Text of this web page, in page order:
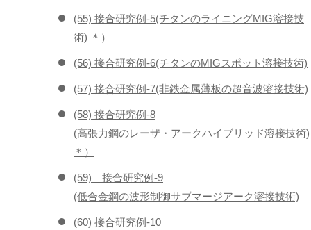
(55) 接合研究例-5(チタンのライニングMIG溶接技
術) ＊）
(56) 接合研究例-6(チタンのMIGスポット溶接技術)
(57) 接合研究例-7(非鉄金属薄板の超音波溶接技術)
(58) 接合研究例-8
(高張力鋼のレーザ・アークハイブリッド溶接技術)
＊）
(59) 接合研究例-9
(低合金鋼の波形制御サブマージアーク溶接技術)
(60) 接合研究例-10